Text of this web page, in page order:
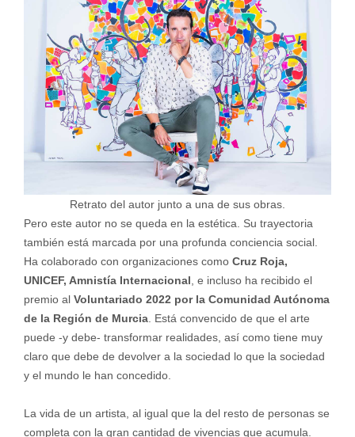
Retrato del autor junto a una de sus obras.
Pero este autor no se queda en la estética. Su trayectoria
también está marcada por una profunda conciencia social.
Ha colaborado con organizaciones como Cruz Roja,
UNICEF, Amnistía Internacional , e incluso ha recibido el
premio al Voluntariado 2022 por la Comunidad Autónoma
de la Región de Murcia. Está convencido de que el arte
puede -y debe- transformar realidades, así como tiene muy
claro que debe de devolver a la sociedad lo que la sociedad
y el mundo le han concedido.
La vida de un artista, al igual que la del resto de personas se
completa con la gran cantidad de vivencias que acumula.